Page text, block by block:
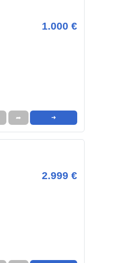
1.000 €
➦ ➜
2.999 €